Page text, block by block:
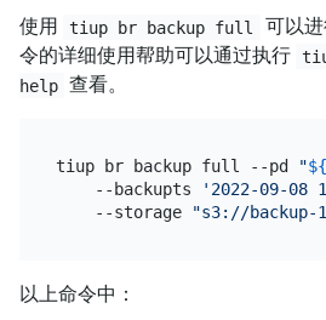
使用 tiup br backup full
可以
令的详细使用帮助可以通过执行
help 查看。
tiup br backup full --pd "
    --backupts
'2022-09-08
    --storage
"s3://backup-
以上命令中：